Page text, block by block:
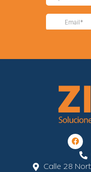
Calle 28